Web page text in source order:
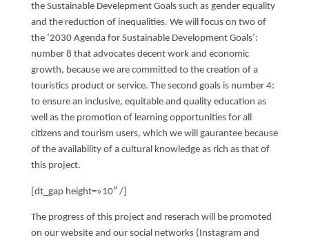
the Sustainable Develepment Goals such as gender equality
and the reduction of inequalities. We will focus on two of
the ‘2030 Agenda for Sustainable Development Goals’:
number 8 that advocates decent work and economic
growth, because we are committed to the creation of a
touristics product or service. The second goals is number 4:
to ensure an inclusive, equitable and quality education as
well as the promotion of learning opportunities for all
citizens and tourism users, which we will gaurantee because
of the availability of a cultural knowledge as rich as that of
this project.
[dt_gap height=»10″ /]
The progress of this project and reserach will be promoted
on our website and our social networks (Instagram and